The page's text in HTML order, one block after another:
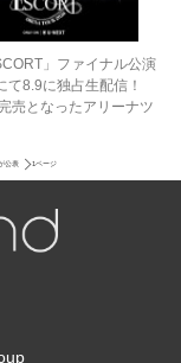
」ファイナル公演
て8.9に独占生配信！
売となったアリーナツ
公表 1ページ